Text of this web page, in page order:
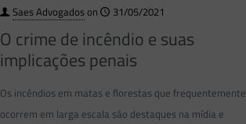
Saes Advogadoson 31/05/2021
O crime de incêndio e suas
implicações penais
Os incêndios em matas e florestas que frequentemente
ocorrem em larga escala são destaques na mídia e